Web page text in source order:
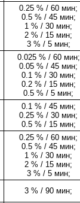
0.25 % / 60 мин;
0.5 % / 45 мин;
1 % / 30 мин;
2 % / 15 мин;
3 % / 5 мин;
0.025 % / 60 мин;
0.05 % / 45 мин;
0.1 % / 30 мин;
0.2 % / 15 мин;
0.5 % / 5 мин;
0.1 % / 45 мин;
0.25 % / 30 мин;
0.5 % / 15 мин;
0.25 % / 60 мин;
0.5 % / 45 мин;
1 % / 30 мин;
2 % / 15 мин;
3 % / 5 мин;
3 % / 90 мин;